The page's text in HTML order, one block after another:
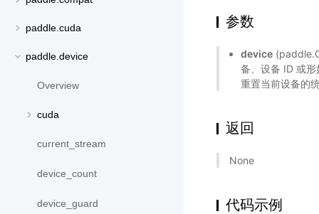
paddle.cuda
paddle.device
Overview
cuda
current_stream
device_count
device_guard
参数
device
备、设备 ID 或
重置当前设备的
返回
None
代码示例